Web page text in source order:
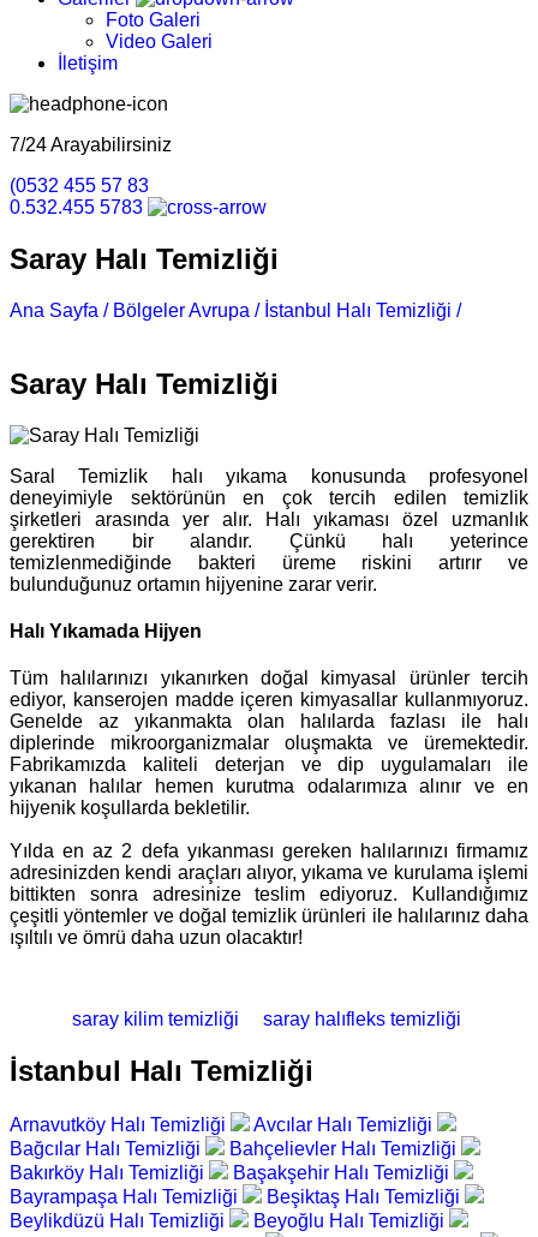
Foto Galeri
Video Galeri
İletişim
7/24 Arayabilirsiniz
(0532 455 57 83
0.532.455 5783
Saray Halı Temizliği
Ana Sayfa / Bölgeler Avrupa / İstanbul Halı Temizliği /
Saray Halı Temizliği
Saral Temizlik halı yıkama konusunda profesyonel
deneyimiyle sektörünün en çok tercih edilen temizlik
şirketleri arasında yer alır. Halı yıkaması özel uzmanlık
gerektiren bir alandır. Çünkü halı yeterince
temizlenmediğinde bakteri üreme riskini artırır ve
bulunduğunuz ortamın hijyenine zarar verir.
Halı Yıkamada Hijyen
Tüm halılarınızı yıkanırken doğal kimyasal ürünler tercih
ediyor, kanserojen madde içeren kimyasallar kullanmıyoruz.
Genelde az yıkanmakta olan halılarda fazlası ile halı
diplerinde mikroorganizmalar oluşmakta ve üremektedir.
Fabrikamızda kaliteli deterjan ve dip uygulamaları ile
yıkanan halılar hemen kurutma odalarımıza alınır ve en
hijyenik koşullarda bekletilir.
Yılda en az 2 defa yıkanması gereken halılarınızı firmamız
adresinizden kendi araçları alıyor, yıkama ve kurulama işlemi
bittikten sonra adresinize teslim ediyoruz. Kullandığımız
çeşitli yöntemler ve doğal temizlik ürünleri ile halılarınız daha
ışıltılı ve ömrü daha uzun olacaktır!
saray kilim temizliği saray halıfleks temizliği
İstanbul Halı Temizliği
Arnavutköy Halı Temizliği
Avcılar Halı Temizliği
Bağcılar Halı Temizliği
Bahçelievler Halı Temizliği
Bakırköy Halı Temizliği
Başakşehir Halı Temizliği
Bayrampaşa Halı Temizliği
Beşiktaş Halı Temizliği
Beylikdüzü Halı Temizliği
Beyoğlu Halı Temizliği